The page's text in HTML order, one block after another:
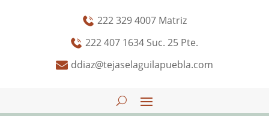
222 329 4007 Matriz
222 407 1634 Suc. 25 Pte.
ddiaz@tejaselaguilapuebla.com